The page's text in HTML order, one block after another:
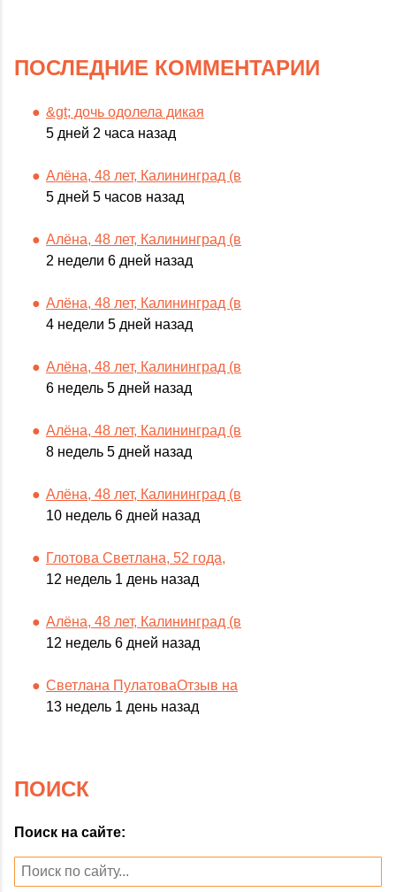
ПОСЛЕДНИЕ КОММЕНТАРИИ
&gt; дочь одолела дикая
5 дней 2 часа назад
Алёна, 48 лет, Калининград (в
5 дней 5 часов назад
Алёна, 48 лет, Калининград (в
2 недели 6 дней назад
Алёна, 48 лет, Калининград (в
4 недели 5 дней назад
Алёна, 48 лет, Калининград (в
6 недель 5 дней назад
Алёна, 48 лет, Калининград (в
8 недель 5 дней назад
Алёна, 48 лет, Калининград (в
10 недель 6 дней назад
Глотова Светлана, 52 года,
12 недель 1 день назад
Алёна, 48 лет, Калининград (в
12 недель 6 дней назад
Светлана ПулатоваОтзыв на
13 недель 1 день назад
ПОИСК
Поиск на сайте: